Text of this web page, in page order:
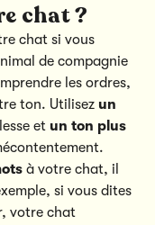
chat ?
chat si vous
de compagnie
les ordres,
ton. Utilisez un
et un ton plus
à votre chat, il
si vous dites
votre chat